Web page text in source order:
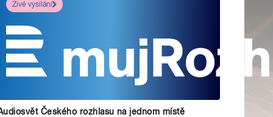
Živé vysílání
Českého rozhlasu na jednom místě